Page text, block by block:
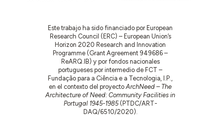
Este trabajo ha sido financiado por European
Research Council (ERC) – European Union’s
Horizon 2020 Research and Innovation
Programme (Grant Agreement 949686 –
ReARQ.IB) y por fondos nacionales
portugueses por intermedio de FCT –
Fundação para a Ciência e a Tecnologia, I.P.,
en el contexto del proyectoArchNeed – The
Architecture of Need: Community Facilities in
Portugal 1945-1985(PTDC/ART-
DAQ/6510/2020).